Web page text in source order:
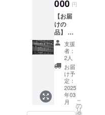
送料が
含まれ
ており
ます。
らの1年
りま
す。 ※
送料が
含まれ
ており
ます。
・現金
への引
き換え
や釣銭
のお返
しはい
たしか
ねま
す。 ・
ドリン
クチ
ケット
の有効
cm) ●お
礼の手
紙 ※飲
み放題
券は原
則当日
のみ利
用可
能。や
むを得
ず欠席
される
場合は
オープ
000 円
【お届
けの
品】 ●
新作を
含むク
ラフト
ビール
350ml6
本×3か
月 ●オ
リジナ
ルス
テッ
支援
者：
2人
お届
け予
定：
2025
年03
月
こ
の
リ